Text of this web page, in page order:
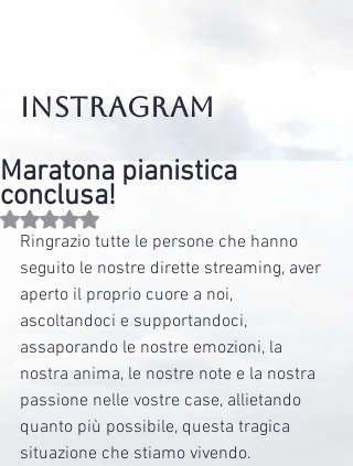
instragram
Maratona pianistica
conclusa!
Valutazione NaN stelle su 5.
Ringrazio tutte le persone che hanno
seguito le nostre dirette streaming, aver
aperto il proprio cuore a noi,
ascoltandoci e supportandoci,
assaporando le nostre emozioni, la
nostra anima, le nostre note e la nostra
passione nelle vostre case, allietando
quanto più possibile, questa tragica
situazione che stiamo vivendo.